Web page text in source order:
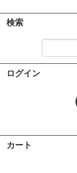
検索
ログイン
カート